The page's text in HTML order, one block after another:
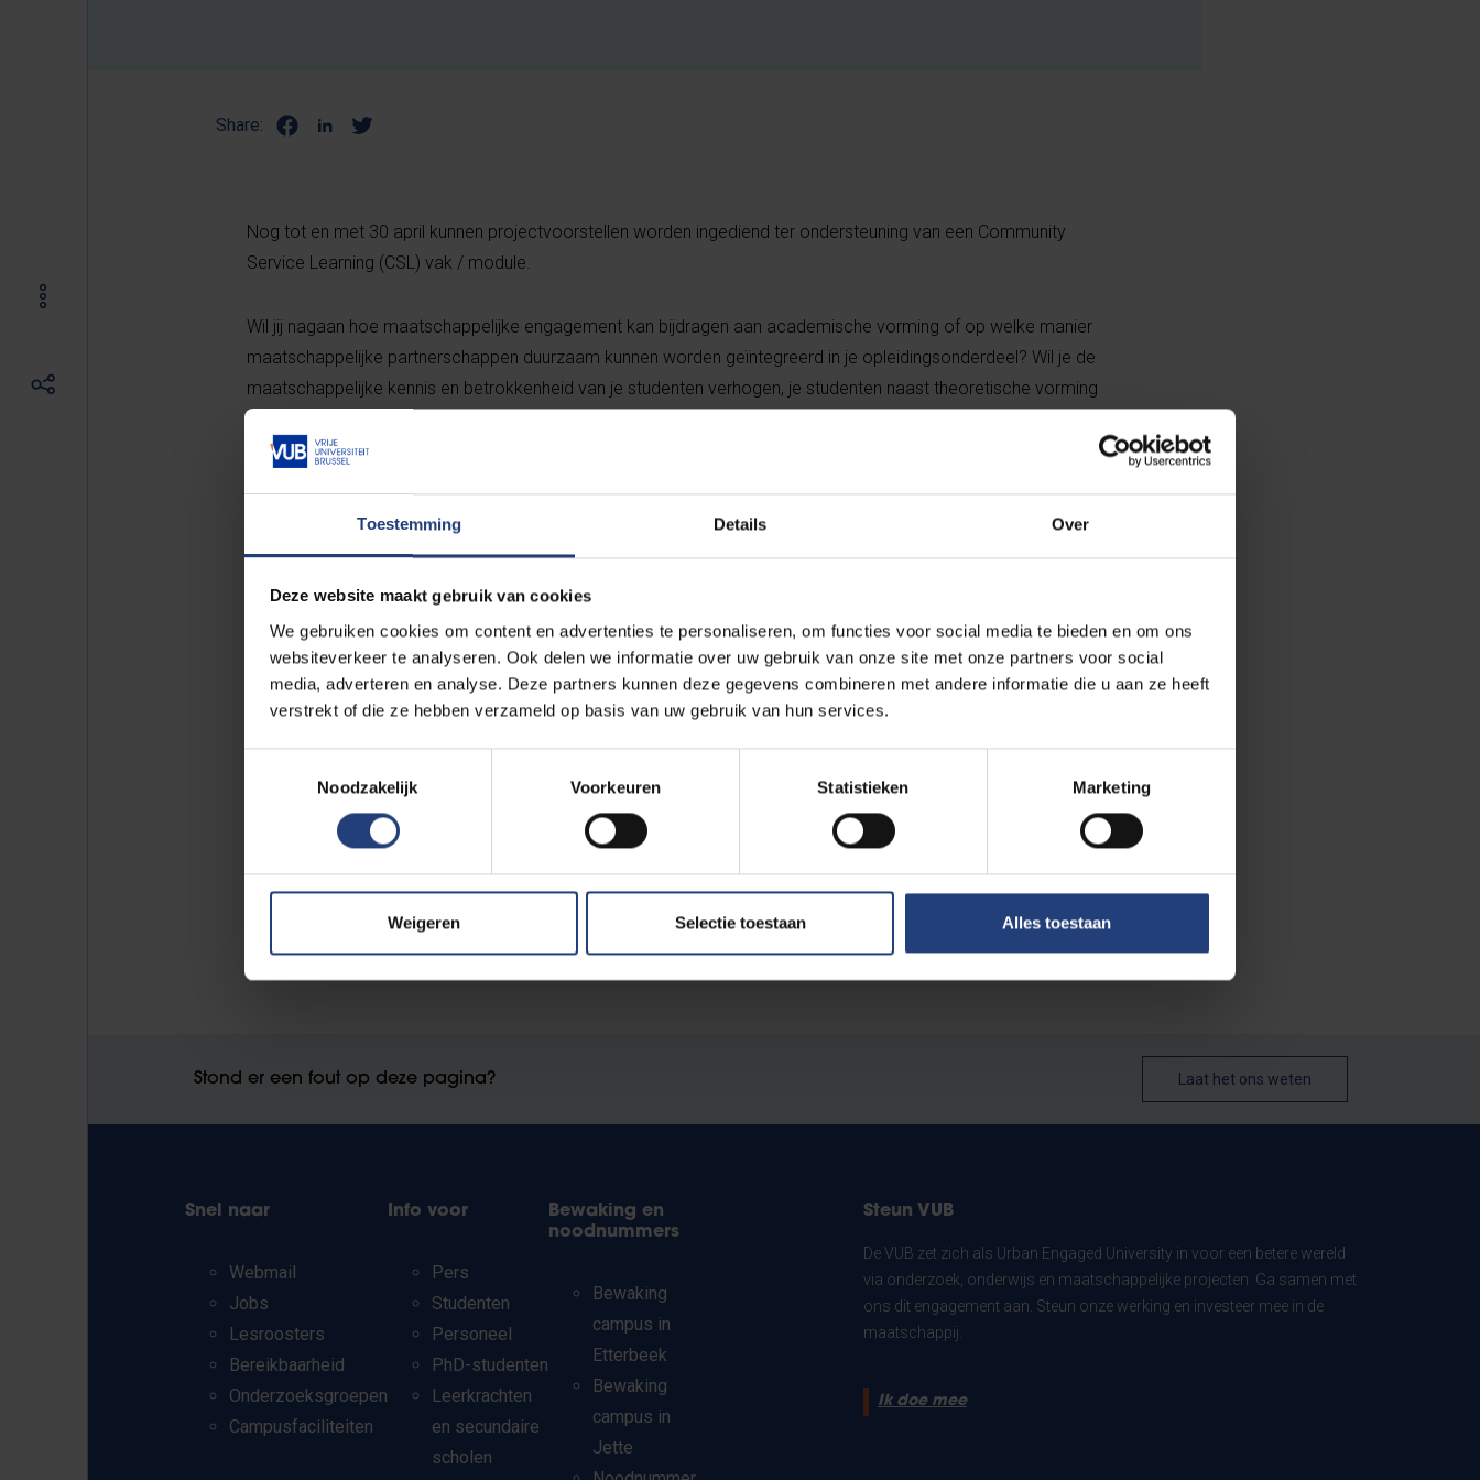
Toestemming Details Over
Deze website maakt gebruik van cookies
We gebruiken cookies om content en advertenties te personaliseren, om functies voor social media te bieden en om ons
websiteverkeer te analyseren. Ook delen we informatie over uw gebruik van onze site met onze partners voor social
media, adverteren en analyse. Deze partners kunnen deze gegevens combineren met andere informatie die u aan ze heeft
verstrekt of die ze hebben verzameld op basis van uw gebruik van hun services.
Noodzakelijk
Voorkeuren Statistieken Marketing
Weigeren Selectie toestaan Alles toestaan
Share:
Nog tot en met 30 april kunnen projectvoorstellen worden ingediend ter ondersteuning van een Community
Service Learning (CSL) vak / module.
Wil jij nagaan hoe maatschappelijke engagement kan bijdragen aan academische vorming of op welke manier
maatschappelijke partnerschappen duurzaam kunnen worden geïntegreerd in je opleidingsonderdeel? Wil je de
maatschappelijke kennis en betrokkenheid van je studenten verhogen, je studenten naast theoretische vorming
ook brede maatschappelijke vaardigheden en verantwoordelijkheidszin bijbrengen? Heb je interesse om aan de
slag te gaan met Service-Learning en wil je hiervoor de nodige ondersteuning krijgen?
visie- en beleidsontwikkeling met betrekking tot Service-Learning aan de VUB?
project bekend!
Meer informatie over deze projectoproep en bijbehorende templates zijn te vinden op de
Lees meer over: Maatschappij en engagement
Stond er een fout op deze pagina? Laat het ons weten
Snel naar
Webmail
Jobs
Lesroosters
Bereikbaarheid
Onderzoeksgroepen
Campusfaciliteiten
Info voor
Pers
Studenten
Personeel
PhD-studenten
Leerkrachten
en secundaire
scholen
Bewaking en
noodnummers
Bewaking
campus in
Etterbeek
Bewaking
campus in
Jette
Steun VUB
De VUB zet zich als Urban Engaged University in voor een betere wereld
via onderzoek, onderwijs en maatschappelijke projecten. Ga samen met
ons dit engagement aan. Steun onze werking en investeer mee in de
maatschappij.
Ik doe mee